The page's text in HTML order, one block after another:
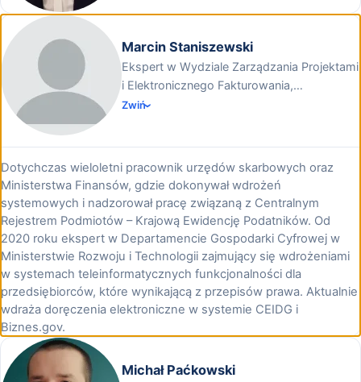
Marcin Staniszewski
Ekspert w Wydziale Zarządzania Projektami
i Elektronicznego Fakturowania,
Departament Gospodarki Cyfrowej,
Zwiń
Dotychczas wieloletni pracownik urzędów skarbowych oraz
Ministerstwa Finansów, gdzie dokonywał wdrożeń
systemowych i nadzorował pracę związaną z Centralnym
Rejestrem Podmiotów – Krajową Ewidencję Podatników. Od
2020 roku ekspert w Departamencie Gospodarki Cyfrowej w
Ministerstwie Rozwoju i Technologii zajmujący się wdrożeniami
w systemach teleinformatycznych funkcjonalności dla
przedsiębiorców, które wynikającą z przepisów prawa. Aktualnie
wdraża doręczenia elektroniczne w systemie CEIDG i
Biznes.gov.
Michał Paćkowski